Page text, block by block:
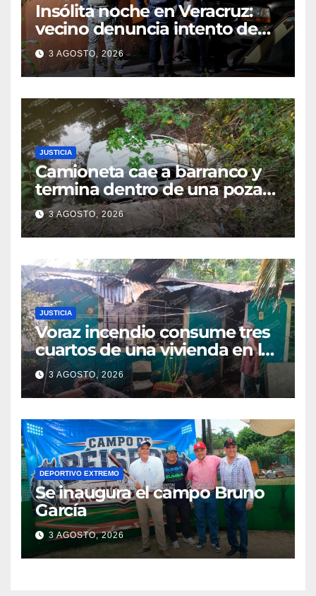
Insólita noche en Veracruz:
vecino denuncia intento de
cateo tras viralizar video
captado por cámaras de
seguridad
3 AGOSTO, 2026
JUSTICIA
Camioneta cae a barranco y
termina dentro de una poza
en Coatzintla; conductor sale
con golpes leves
3 AGOSTO, 2026
JUSTICIA
Voraz incendio consume tres
cuartos de una vivienda en la
colonia Manuel Ávila
Camacho
3 AGOSTO, 2026
DEPORTIVO EXTREMO
Se inaugura el campo Bruno
García
3 AGOSTO, 2026